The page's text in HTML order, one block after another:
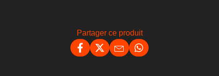
Partager ce produit